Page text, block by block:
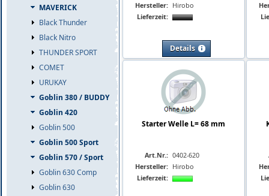
MAVERICK
Black Thunder
Black Nitro
THUNDER SPORT
COMET
URUKAY
Goblin 380 / BUDDY
Goblin 420
Goblin 500
Goblin 500 Sport
Goblin 570 / Sport
Goblin 630 Comp
Goblin 630
Hersteller: Hirobo
Lieferzeit:
Details
Starter Welle L= 68 mm
Art.Nr.: 0402-620
Hersteller: Hirobo
Lieferzeit: